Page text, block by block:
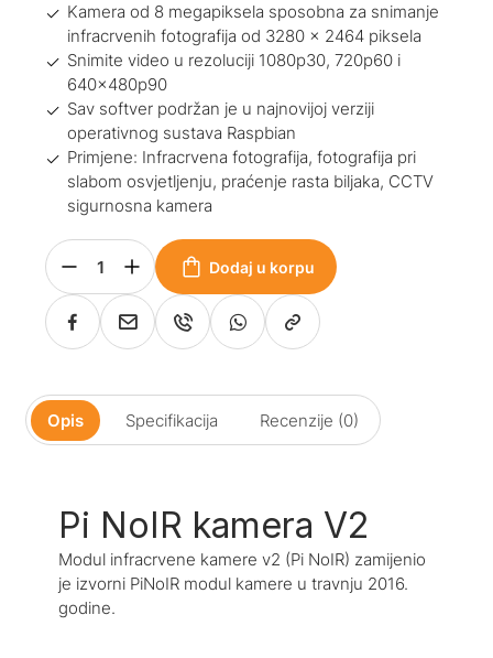
Kamera od 8 megapiksela sposobna za snimanje
infracrvenih fotografija od 3280 x 2464 piksela
Snimite video u rezoluciji 1080p30, 720p60 i
640x480p90
Sav softver podržan je u najnovijoj verziji
operativnog sustava Raspbian
Primjene: Infracrvena fotografija, fotografija pri
slabom osvjetljenju, praćenje rasta biljaka, CCTV
sigurnosna kamera
Dodaj u korpu
Opis Specifikacija Recenzije (0)
Pi NoIR kamera V2
Modul infracrvene kamere v2 (Pi NoIR) zamijenio
je izvorni PiNoIR modul kamere u travnju 2016.
godine.